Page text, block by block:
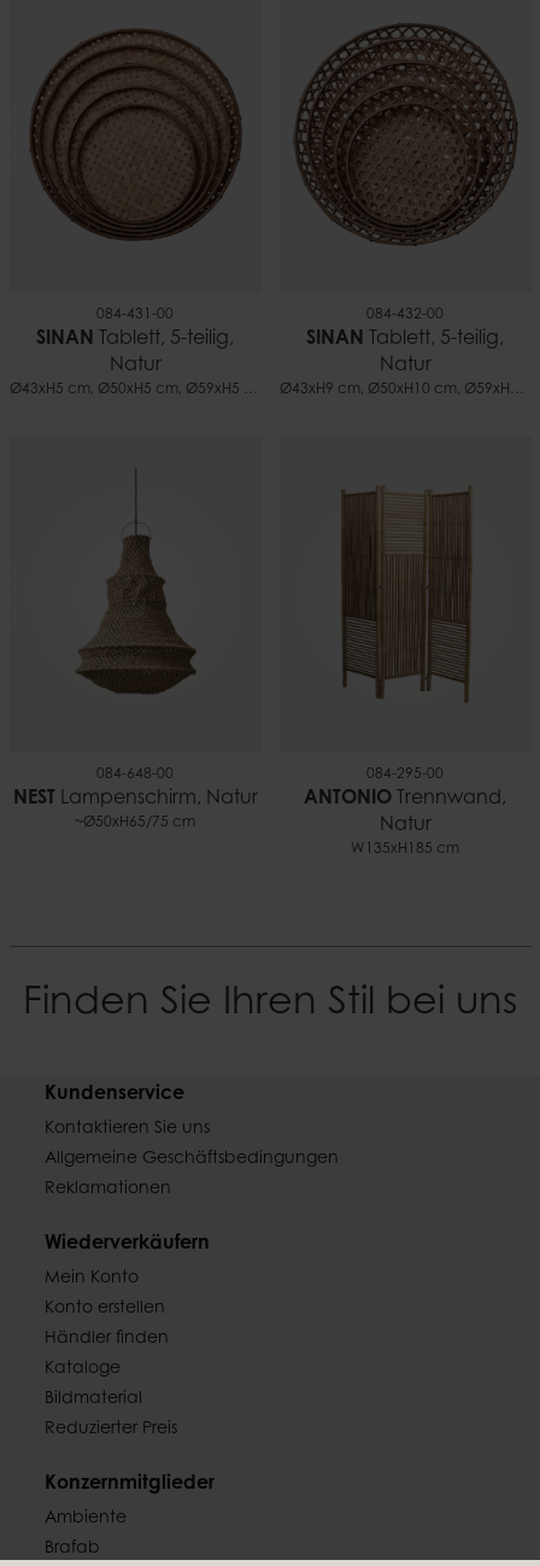
084-431-00
SINAN Tablett, 5-teilig,
Natur
Ø43xH5 cm, Ø50xH5 cm, Ø59xH5 cm, Ø68xH5 cm, Ø75xH5 cm
084-432-00
SINAN Tablett, 5-teilig,
Natur
Ø43xH9 cm, Ø50xH10 cm, Ø59xH11 cm, Ø68xH12 cm, Ø75xH13 cm
084-648-00
NEST Lampenschirm, Natur
~Ø50xH65/75 cm
084-295-00
ANTONIO Trennwand,
Natur
W135xH185 cm
Finden Sie Ihren Stil bei uns
Kundenservice
Kontaktieren Sie uns
Allgemeine Geschäftsbedingungen
Reklamationen
Wiederverkäufern
Mein Konto
Konto erstellen
Händler finden
Kataloge
Bildmaterial
Reduzierter Preis
Konzernmitglieder
Ambiente
Brafab